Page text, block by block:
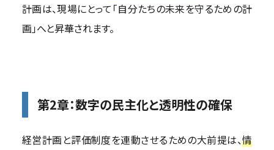
計画は、現場にとって「自分たちの未来を守るための計
画」へと昇華されます。
第2章：数字の民主化と透明性の確保
経営計画と評価制度を連動させるための大前提は、情